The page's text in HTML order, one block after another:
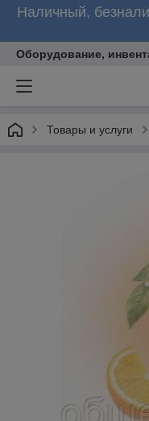
Наличный,
Оборудование,
Товары и услуги